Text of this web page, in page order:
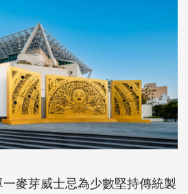
麥芽威士忌為少數堅持傳統製